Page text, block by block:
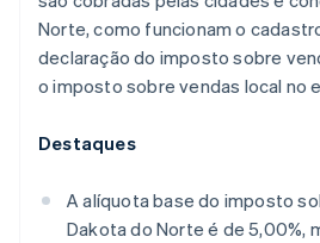
Norte, como funcionam o
declaração do imposto sobre
o imposto sobre vendas local no
Destaques
A alíquota base do imposto
Dakota do Norte é de 5,00%,